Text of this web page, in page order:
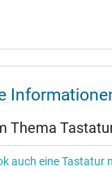
Thema
auch eine Tastatur